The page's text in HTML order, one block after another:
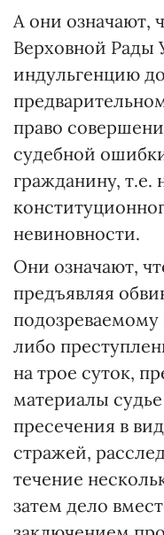
А они означают,
Верховной Рады
индульгенцию
право
судебной
гражданину, т.е.
невиновности.
Они означают,
предъявляя
либо
на трое суток,
материалы
пресечения в
стражей,
течение
затем дело